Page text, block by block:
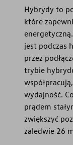
Hybrydy to
które
jest podczas
przez
trybie
wydajność.
prądem
zwiększyć
zaledwie 26